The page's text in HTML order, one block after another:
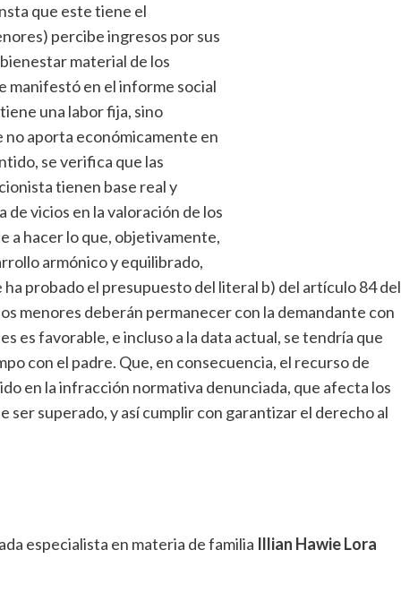
que este tiene el
percibe ingresos por sus
material de los
manifestó en el informe social
una labor fija, sino
no aporta económicamente en
se verifica que las
tienen base real y
vicios en la valoración de los
a hacer lo que, objetivamente,
armónico y equilibrado,
ha probado el presupuesto del literal b) del artículo 84 del
menores deberán permanecer con la demandante con
es favorable, e incluso a la data actual, se tendría que
con el padre. Que, en consecuencia, el recurso de
en la infracción normativa denunciada, que afecta los
ser superado, y así cumplir con garantizar el derecho al
especialista en materia de familia Illian Hawie Lora